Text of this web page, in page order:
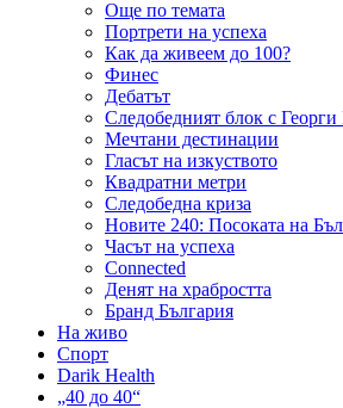
Още по темата
Портрети на успеха
Как да живеем до 100?
Финес
Дебатът
Следобедният блок с
Мечтани дестинации
Гласът на изкуството
Квадратни метри
Следобедна криза
Новите 240: Посоката на
Часът на успеха
Connected
Денят на храбростта
Бранд България
На живо
Спорт
Darik Health
„40 до 40“